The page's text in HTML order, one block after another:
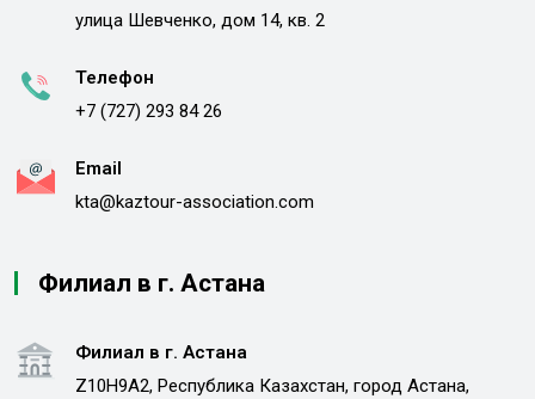
улица Шевченко, дом 14, кв. 2
Телефон
+7 (727) 293 84 26
Email
kta@kaztour-association.com
Филиал в г. Астана
Филиал в г. Астана
Z10H9A2, Республика Казахстан, город Астана,